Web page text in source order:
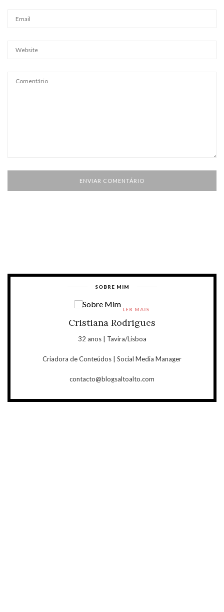
SOBRE MIM
Cristiana Rodrigues
32 anos | Tavira/Lisboa
Criadora de Conteúdos | Social Media Manager
contacto@blogsaltoalto.com
LER MAIS